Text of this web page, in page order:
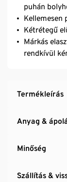
puhán
Kellemesen
Kétrétegű
Márkás
rendkívül
Termékleírás
Anyag &
Minőség
Szállítás &